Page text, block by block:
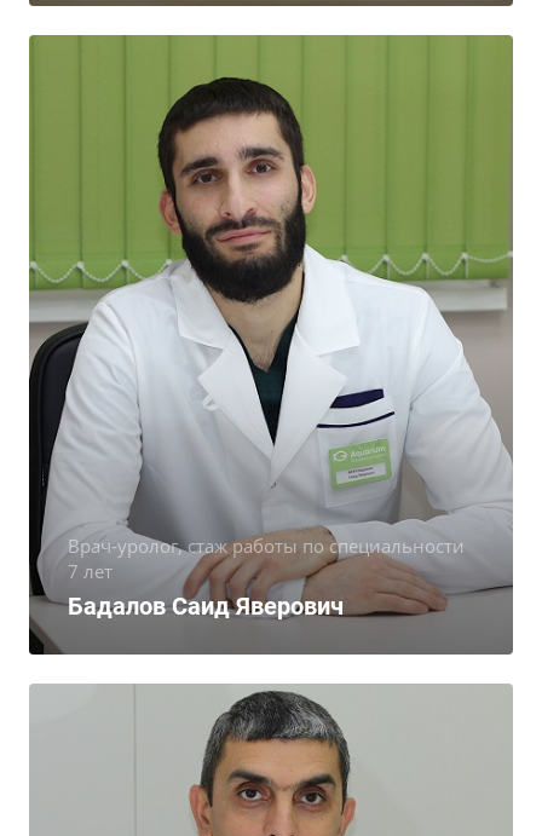
Врач-уролог, стаж работы по специальности
7 лет
Бадалов Саид Яверович